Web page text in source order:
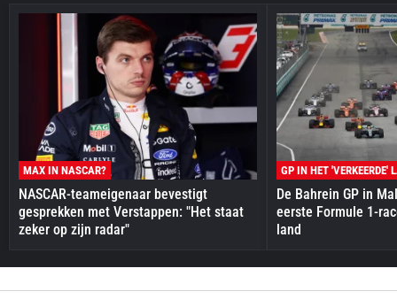
MAX IN NASCAR?
NASCAR-teameigenaar bevestigt
gesprekken met Verstappen: "Het staat
zeker op zijn radar"
GP IN HET 'VERKEERDE'
De Bahrein GP in
eerste Formule 1-
land